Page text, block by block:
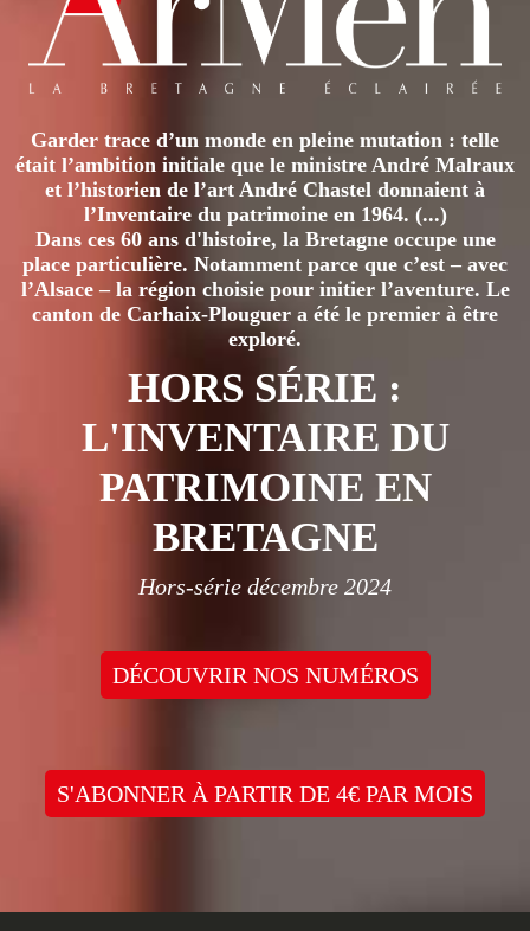
Les
options
peuvent
choisies
sur
la
page
du
produit
Garder trace d’un monde en pleine mutation : telle
était l’ambition initiale que le ministre André Malraux
et l’historien de l’art André Chastel donnaient à
l’Inventaire du patrimoine en 1964. (...)
Dans ces 60 ans d'histoire, la Bretagne occupe une
place particulière. Notamment parce que c’est – avec
l’Alsace – la région choisie pour initier l’aventure. Le
canton de Carhaix-Plouguer a été le premier à être
exploré.
HORS SÉRIE :
L'INVENTAIRE DU
PATRIMOINE EN
BRETAGNE
Hors-série décembre 2024
DÉCOUVRIR NOS NUMÉROS
S'ABONNER À PARTIR DE 4€ PAR MOIS